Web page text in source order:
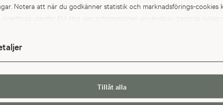
Notera att när du godkänner statistik och marknadsförings-cookies
överföras utanför EU. Hur den informationen används av berörda bolag
De berörda bolagen måste lämna över uppgifter till
i USA om de får en sådan begäran. Det kan dock vara svårt eller
dina rättigheter, t.ex. rätten till radering, gällande eventuella
brottsbekämpande myndigheterna har fått tillgång till. Genom att
marknadsförings-cookies nedan bekräftar du att du samtycker till
Tillåt alla